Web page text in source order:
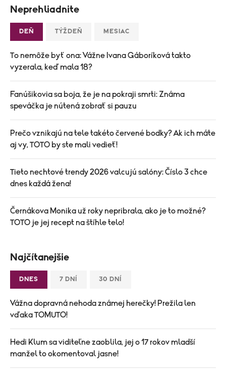
Neprehliadnite
DEŇ TÝŽDEŇ MESIAC
To nemôže byť ona: Vážne Ivana Gáboríková takto
vyzerala, keď mala 18?
Fanúšikovia sa boja, že je na pokraji smrti: Známa
speváčka je nútená zobrať si pauzu
Prečo vznikajú na tele takéto červené bodky? Ak ich máte
aj vy, TOTO by ste mali vedieť!
Tieto nechtové trendy 2026 valcujú salóny: Číslo 3 chce
dnes každá žena!
Černákova Monika už roky nepribrala, ako je to možné?
TOTO je jej recept na štíhle telo!
Najčítanejšie
DNES 7 DNÍ 30 DNÍ
Vážna dopravná nehoda známej herečky! Prežila len
vďaka TOMUTO!
Hedi Klum sa viditeľne zaoblila, jej o 17 rokov mladší
manžel to okomentoval jasne!